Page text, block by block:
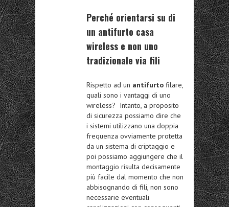
Perché orientarsi su di
un antifurto casa
wireless e non uno
tradizionale via fili
Rispetto ad un antifurto filare,
quali sono i vantaggi di uno
wireless? Intanto, a proposito
di sicurezza possiamo dire che
i sistemi utilizzano una doppia
frequenza ovviamente protetta
da un sistema di criptaggio e
poi possiamo aggiungere che il
montaggio risulta decisamente
più facile dal momento che non
abbisognando di fili, non sono
necessarie eventuali